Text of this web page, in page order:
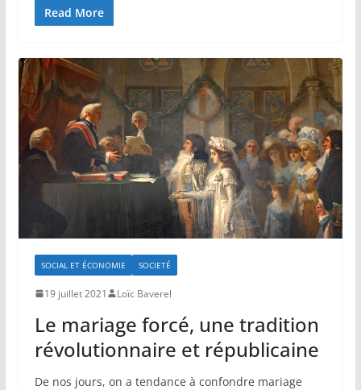
Read More
SOCIAL ET ÉCONOMIE SOCIETÉ
19 juillet 2021 Loïc Baverel
Le mariage forcé, une tradition
révolutionnaire et républicaine
De nos jours, on a tendance à confondre mariage